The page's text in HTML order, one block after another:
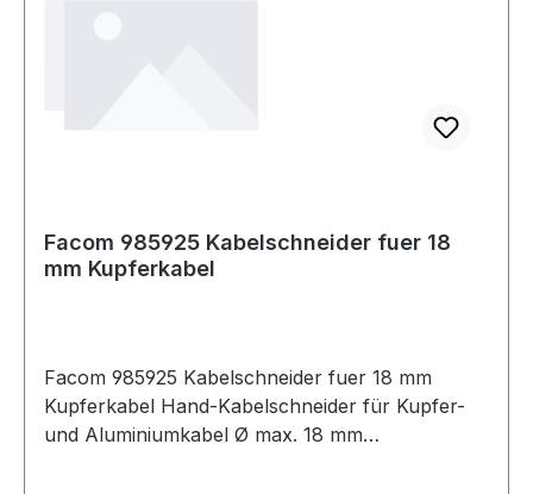
Facom 985925 Kabelschneider fuer 18
mm Kupferkabel
Facom 985925 Kabelschneider fuer 18 mm
Kupferkabel Hand-Kabelschneider für Kupfer-
und Aluminiumkabel Ø max. 18 mm